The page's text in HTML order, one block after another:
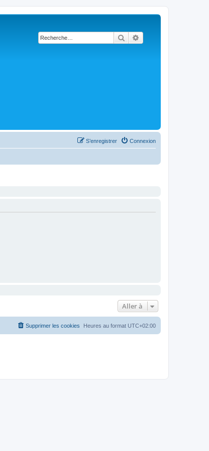
Rechercher
Connexion
S’enregistrer
Aller à
Heures au format UTC+02:00
Supprimer les cookies